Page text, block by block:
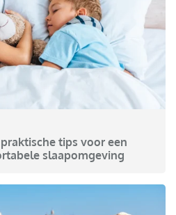
tips voor een
slaapomgeving